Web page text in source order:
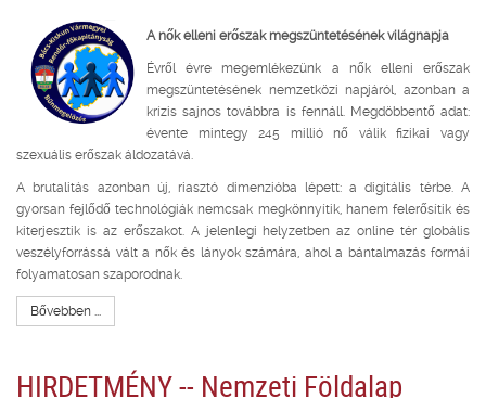
A nők elleni erőszak megszüntetésének világnapja
Évről évre megemlékezünk a nők elleni erőszak
megszüntetésének nemzetközi napjáról, azonban a
krízis sajnos továbbra is fennáll. Megdöbbentő adat:
évente mintegy 245 millió nő válik fizikai vagy
szexuális erőszak áldozatává.
A brutalitás azonban új, riasztó dimenzióba lépett: a digitális térbe. A
gyorsan fejlődő technológiák nemcsak megkönnyítik, hanem felerősítik és
kiterjesztik is az erőszakot. A jelenlegi helyzetben az online tér globális
veszélyforrássá vált a nők és lányok számára, ahol a bántalmazás formái
folyamatosan szaporodnak.
Bővebben ...
HIRDETMÉNY -- Nemzeti Földalap